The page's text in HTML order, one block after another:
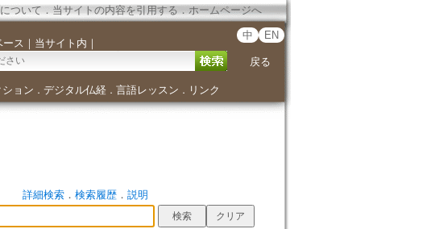
ついて．当サイトの内容を引用する ． ホームページへ
ース ｜ 当サイト内 ｜
中 EN
戻る
ョン ． デジタル仏経． 言語レッスン ． リンク
詳細検索． 検索履歴． 説明